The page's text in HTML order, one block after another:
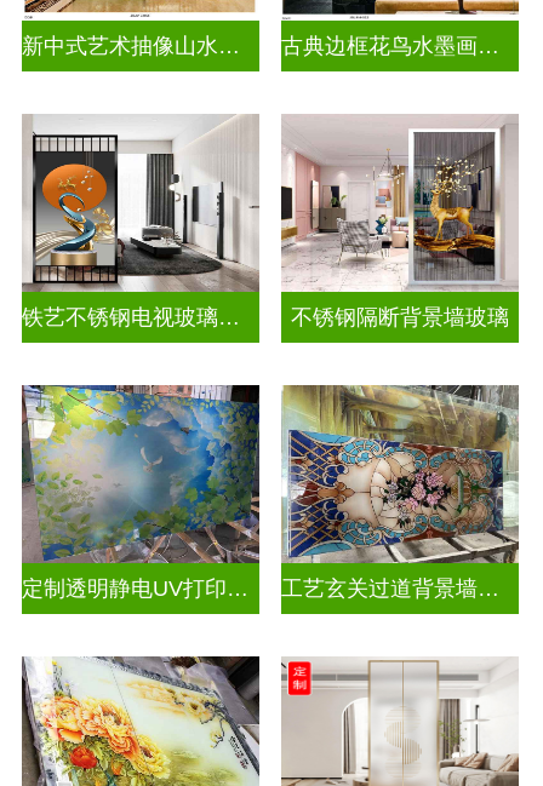
新中式艺术抽像山水画玻璃 古典边框花鸟水墨画玻璃
铁艺不锈钢电视玻璃背景墙 不锈钢隔断背景墙玻璃
定制透明静电UV打印加工 工艺玄关过道背景墙画uv打印玻璃